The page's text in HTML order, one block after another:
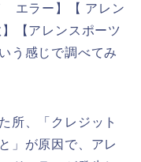
エラー】【 アレン
【アレンスポーツ
う感じで調べてみ
所、「クレジット
」が原因で、アレ